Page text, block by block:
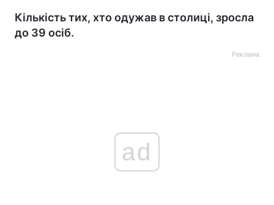
Кількість тих, хто одужав в столиці, зросла
до 39 осіб.
Реклама
ad